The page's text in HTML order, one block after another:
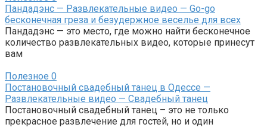
Пандадэнс — Развлекательные видео — Go-go
бесконечная греза и безудержное веселье для всех
Пандадэнс — это место, где можно найти бесконечное
количество развлекательных видео, которые принесут
вам
Полезное 0
Постановочный свадебный танец в Одессе —
Развлекательные видео — Свадебный танец
Постановочный свадебный танец – это не только
прекрасное развлечение для гостей, но и один